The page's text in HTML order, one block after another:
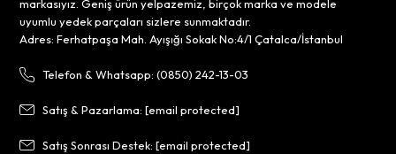
markasıyız. Geniş ürün yelpazemiz, birçok marka ve modele
uyumlu yedek parçaları sizlere sunmaktadır.
Adres: Ferhatpaşa Mah. Ayışığı Sokak No:4/1 Çatalca/İstanbul
Telefon & Whatsapp: (0850) 242-13-03
Satış & Pazarlama:[email protected]
Satış Sonrası Destek:[email protected]